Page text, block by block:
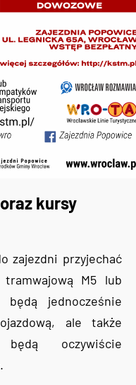
kursy
zajezdni przyjechać
M5 lub
jednocześnie
ale także
będą oczywiście